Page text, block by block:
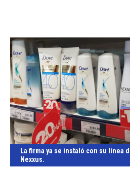
La firma ya se instaló con su línea
Nexxus.